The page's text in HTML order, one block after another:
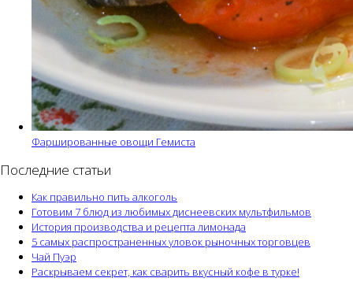
Фаршированные овощи Гемиста
Последние статьи
Как правильно пить алкоголь
Готовим 7 блюд из любимых диснеевских мультфильмов
История производства и рецепта лимонада
5 самых распространенных уловок рыночных торговцев
Чай Пуэр
Раскрываем секрет, как сварить вкусный кофе в турке!